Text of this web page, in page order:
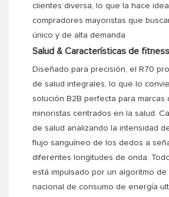
clientes diversa, lo que la hace
compradores mayoristas que
único y de alta demanda
Salud & Características de fitness
Diseñado para precisión, el R70
de salud integrales, lo que lo
solución B2B perfecta para marcas
minoristas centrados en la salud.
de salud analizando la intensidad
flujo sanguíneo de los dedos a
diferentes longitudes de onda.
está impulsado por un algoritmo de
nacional de consumo de energía